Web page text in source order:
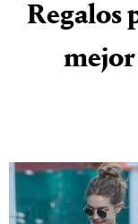
Regalos
mejor